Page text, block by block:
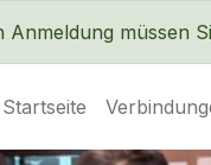
müssen
Startseite